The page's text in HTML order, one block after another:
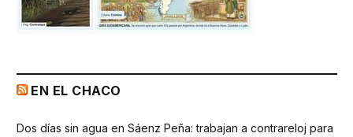
EN EL CHACO
Dos días sin agua en Sáenz Peña: trabajan a contrareloj para